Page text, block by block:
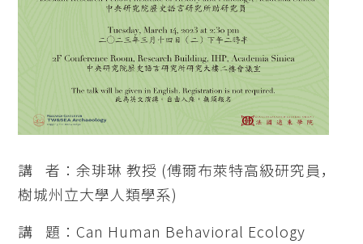
講 者：余琲琳 教授 (傅爾布萊特高級研究員，
樹城州立大學人類學系)
講 題：Can Human Behavioral Ecology